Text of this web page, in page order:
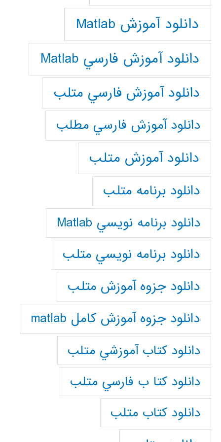
دانلود آموزش Matlab
دانلود آموزش فارسي Matlab
دانلود آموزش فارسي متلب
دانلود آموزش فارسي مطلب
دانلود آموزش متلب
دانلود برنامه متلب
دانلود برنامه نويسي Matlab
دانلود برنامه نويسي متلب
دانلود جزوه آموزش متلب
دانلود جزوه آموزش کامل matlab
دانلود كتاب آموزشي متلب
دانلود كتا ب فارسي متلب
دانلود كتاب متلب